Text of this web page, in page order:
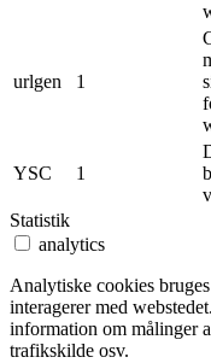
urlgen 1
YSC 1
Statistik
analytics
Analytiske cookies
interagerer med
information om målinger
trafikskilde osv.